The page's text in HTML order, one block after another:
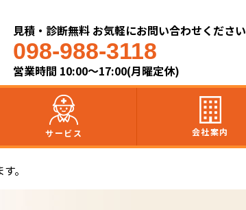
見積・診断無料 お気軽にお問い合わせください
098-988-3118
営業時間 10:00～17:00(月曜定休)
サービス 会社案内
。